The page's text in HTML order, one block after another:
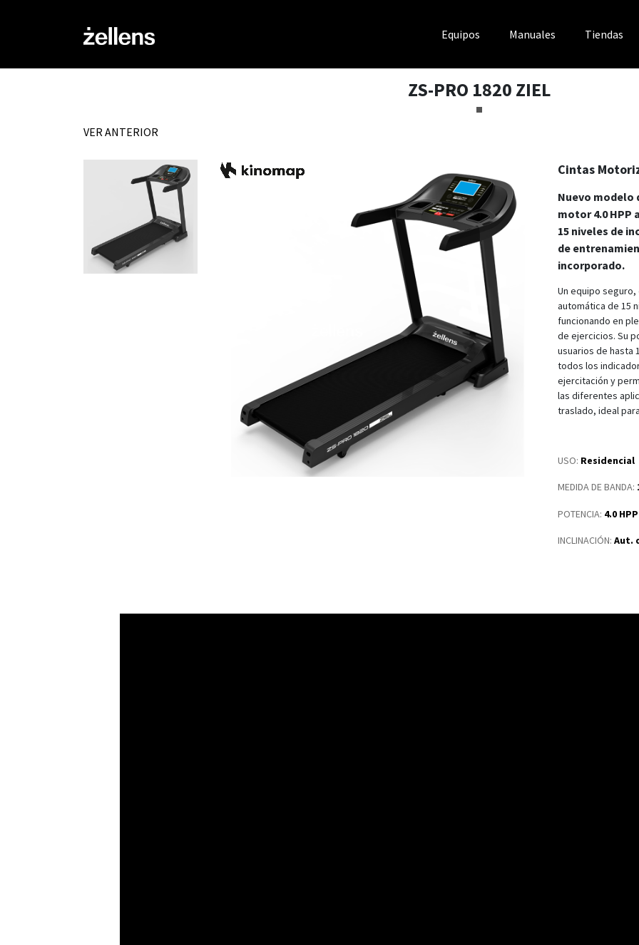
Equipos Manuales Tiendas
ZS-PRO 1820 ZIEL
VER ANTERIOR
Cintas
Nuevo modelo
motor 4.0 HPP
15 niveles de
de
incorporado.
Un equipo seguro,
automática de 15
funcionando en
de ejercicios. Su
usuarios de hasta
todos los
ejercitación y
las diferentes
traslado, ideal
USO: Residencial
MEDIDA DE BANDA:
POTENCIA: 4.0 HPP
INCLINACIÓN: Aut.